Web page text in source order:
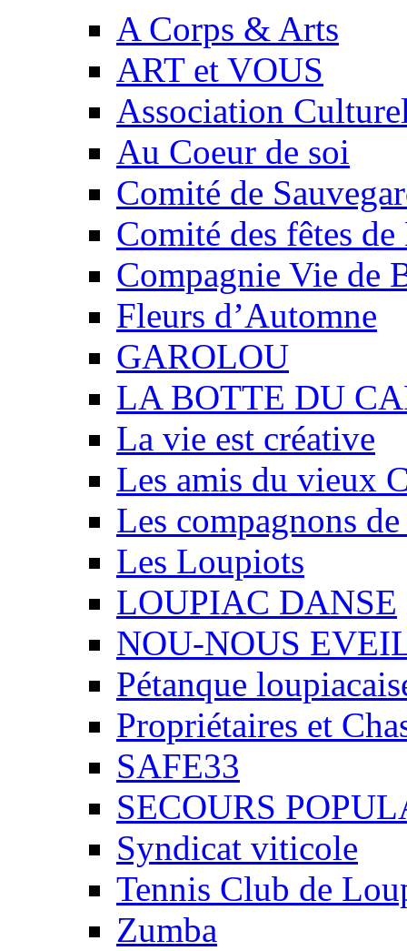
A Corps & Arts
ART et VOUS
Association
Au Coeur de soi
Comité de
Comité des fêtes
Compagnie Vie de
Fleurs d’Automne
GAROLOU
LA BOTTE DU
La vie est créative
Les amis du vieux
Les compagnons
Les Loupiots
LOUPIAC DANSE
NOU-NOUS
Pétanque
Propriétaires et
SAFE33
SECOURS
Syndicat viticole
Tennis Club de
Zumba